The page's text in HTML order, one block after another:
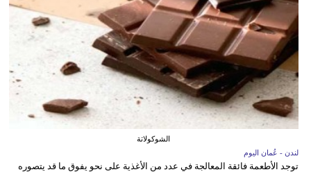
الشوكولاتة
لندن - عُمان اليوم
توجد الأطعمة فائقة المعالجة في عدد من الأغذية على نحو يفوق ما قد يتصوره